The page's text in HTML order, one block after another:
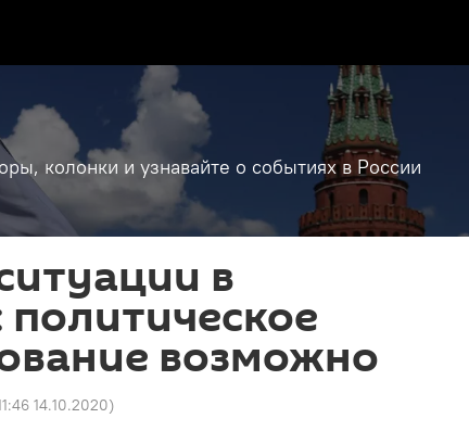
колонки и узнавайте о событиях в России
в
политическое
возможно
14.10.2020)